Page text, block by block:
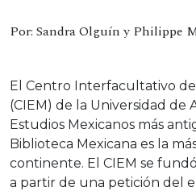
Por: Sandra Olguín y Philippe
El Centro Interfacultativo
(CIEM) de la Universidad de
Estudios Mexicanos más
Biblioteca Mexicana es la
continente. El CIEM se
a partir de una petición del